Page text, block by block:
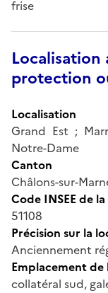
frise
Localisation
protection
Localisation
Grand Est ;
Notre-Dame
Canton
Châlons-sur-
Code INSEE de
51108
Précision sur la
Anciennement
Emplacement
collatéral sud,